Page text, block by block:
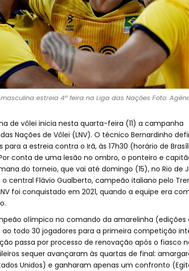
estreia 4ª feira na Liga das Nações Foto:
de vôlei inicia nesta quarta-feira (11) a campanha
Nações de Vôlei (LNV). O técnico Bernardinho
para a estreia contra o Irã, às 17h30 (horário de
conta de uma lesão no ombro, o ponteiro e
do torneio, que vai até domingo (15), no Rio de
central Flávio Gualberto, campeão italiano pelo
foi conquistado em 2021, quando a equipe era
olímpico no comando da amarelinha (edições
ao todo 30 jogadores para a primeira competição
passa por processo de renovação após o fiasco
sequer avançaram às quartas de final:
Unidos) e ganharam apenas um confronto